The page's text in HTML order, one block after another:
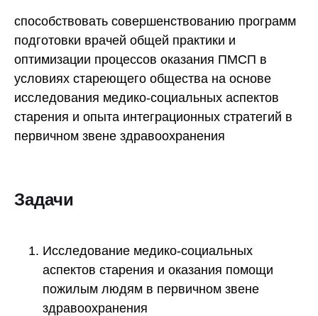
способствовать совершенствованию программ
подготовки врачей общей практики и
оптимизации процессов оказания ПМСП в
условиях стареющего общества на основе
исследования медико-социальных аспектов
старения и опыта интеграционных стратегий в
первичном звене здравоохранения
Задачи
Исследование медико-социальных
аспектов старения и оказания помощи
пожилым людям в первичном звене
здравоохранения